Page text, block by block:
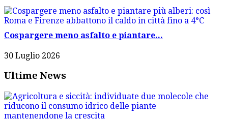
Cospargere meno asfalto e piantare...
30 Luglio 2026
Ultime News